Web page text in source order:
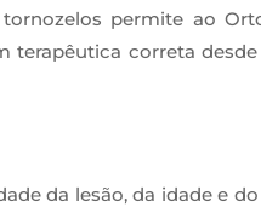
permite ao
terapêutica correta
da lesão, da idade e